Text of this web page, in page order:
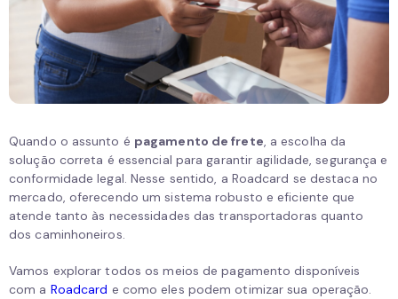
Quando o assunto é pagamento de frete, a escolha da
solução correta é essencial para garantir agilidade, segurança e
conformidade legal. Nesse sentido, a Roadcard se destaca no
mercado, oferecendo um sistema robusto e eficiente que
atende tanto às necessidades das transportadoras quanto
dos caminhoneiros.
Vamos explorar todos os meios de pagamento disponíveis
com a Roadcard e como eles podem otimizar sua operação.